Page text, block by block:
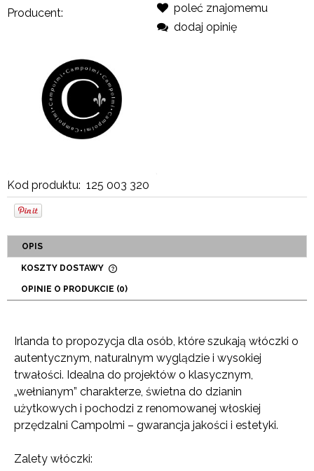
Producent:
Kod produktu: 125 003 320
poleć znajomemu
dodaj opinię
OPIS
KOSZTY DOSTAWY
PŁATNOŚCI
OPINIE O PRODUKCIE (0)
Irlanda to propozycja dla osób, które szukają włóczki o
autentycznym, naturalnym wyglądzie i wysokiej
trwałości. Idealna do projektów o klasycznym,
„wełnianym” charakterze, świetna do dzianin
użytkowych i pochodzi z renomowanej włoskiej
przędzalni Campolmi – gwarancja jakości i estetyki.
Zalety włóczki: